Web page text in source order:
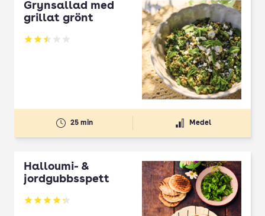
Grynsallad med
grillat grönt
Betyg: 2.5 av 5
25 min Medel
Halloumi- &
jordgubbsspett
Betyg: 4.3 av 5